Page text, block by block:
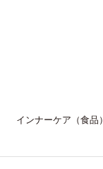
インナーケア（食品）